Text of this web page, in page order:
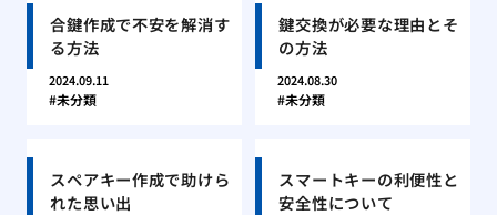
合鍵作成で不安を解消す
る方法
2024.09.11
未分類
鍵交換が必要な理由とそ
の方法
2024.08.30
未分類
スペアキー作成で助けら
れた思い出
スマートキーの利便性と
安全性について